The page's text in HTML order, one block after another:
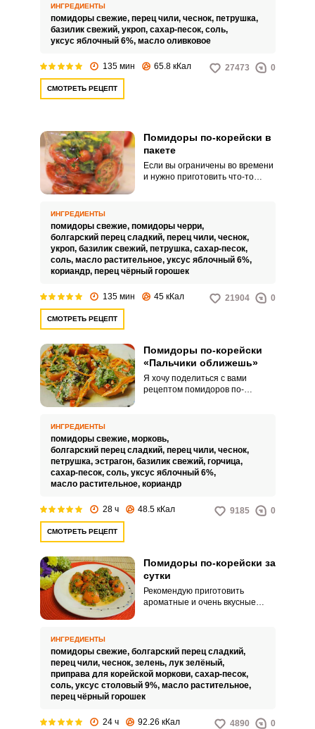
помидоров по-корейски без
болгарского перца.
ИНГРЕДИЕНТЫ
помидоры свежие, перец чили, чеснок, петрушка,
базилик свежий, укроп, сахар-песок, соль,
уксус яблочный 6%, масло оливковое
135 мин 65.8 кКал 27473 0
СМОТРЕТЬ РЕЦЕПТ
Помидоры по-корейски в
пакете
Если вы ограничены во времени
и нужно приготовить что-то
вкусом закуски из помидоров
точно для вас. Помидоры по-
корейски готовятся в пакете за 2
часа.
ИНГРЕДИЕНТЫ
помидоры свежие, помидоры черри,
болгарский перец сладкий, перец чили, чеснок,
укроп, базилик свежий, петрушка, сахар-песок,
соль, масло растительное, уксус яблочный 6%,
кориандр, перец чёрный горошек
135 мин 45 кКал 21904 0
СМОТРЕТЬ РЕЦЕПТ
Помидоры по-корейски
«Пальчики оближешь»
Я хочу поделиться с вами
рецептом помидоров по-
существует большое
разнообразие всевозможных
рецептов таких помидор, я
считаю свой рецепт одним из
лучших.
ИНГРЕДИЕНТЫ
помидоры свежие, морковь,
болгарский перец сладкий, перец чили, чеснок,
петрушка, эстрагон, базилик свежий, горчица,
сахар-песок, соль, уксус яблочный 6%,
масло растительное, кориандр
28 ч 48.5 кКал 9185 0
СМОТРЕТЬ РЕЦЕПТ
Помидоры по-корейски за
сутки
Рекомендую приготовить
ароматные и очень вкусные
через сутки, она превосходно
подходит к мясным блюдам и
блюдам из птицы, хорошо
сочетается с гарнирами из
картофеля и макаронных
ИНГРЕДИЕНТЫ
помидоры свежие, болгарский перец сладкий,
перец чили, чеснок, зелень, лук зелёный,
приправа для корейской моркови, сахар-песок,
соль, уксус столовый 9%, масло растительное,
перец чёрный горошек
24 ч 92.26 кКал 4890 0